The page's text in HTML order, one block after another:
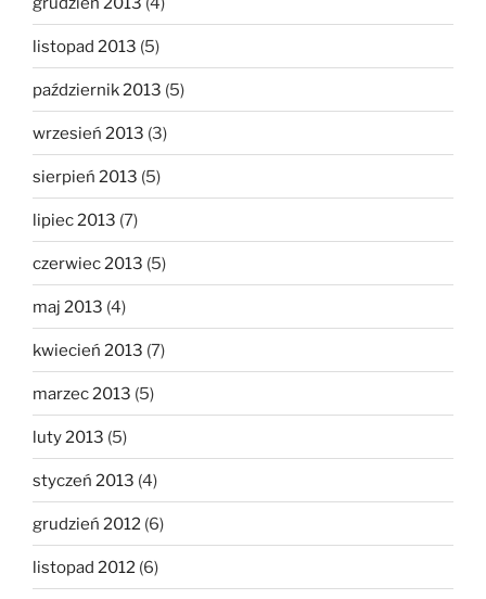
listopad 2013 (5)
październik 2013 (5)
wrzesień 2013 (3)
sierpień 2013 (5)
lipiec 2013 (7)
czerwiec 2013 (5)
maj 2013 (4)
kwiecień 2013 (7)
marzec 2013 (5)
luty 2013 (5)
styczeń 2013 (4)
grudzień 2012 (6)
listopad 2012 (6)